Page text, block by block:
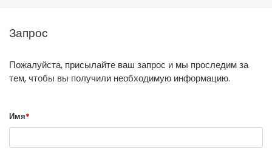
Запрос
Пожалуйста, присылайте ваш запрос и мы проследим за
тем, чтобы вы получили необходимую информацию.
Имя*